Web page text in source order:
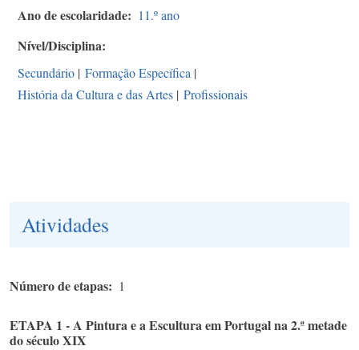
Ano de escolaridade 11.º ano
Nível/Disciplina
Secundário | Formação Específica |
História da Cultura e das Artes | Profissionais
Atividades
Número de etapas 1
ETAPA 1 - A Pintura e a Escultura em Portugal na 2.ª metade
do século XIX